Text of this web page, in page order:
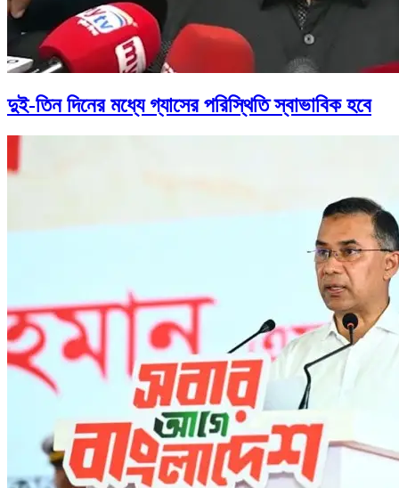
দুই-তিন দিনের মধ্যে গ্যাসের পরিস্থিতি স্বাভাবিক হবে